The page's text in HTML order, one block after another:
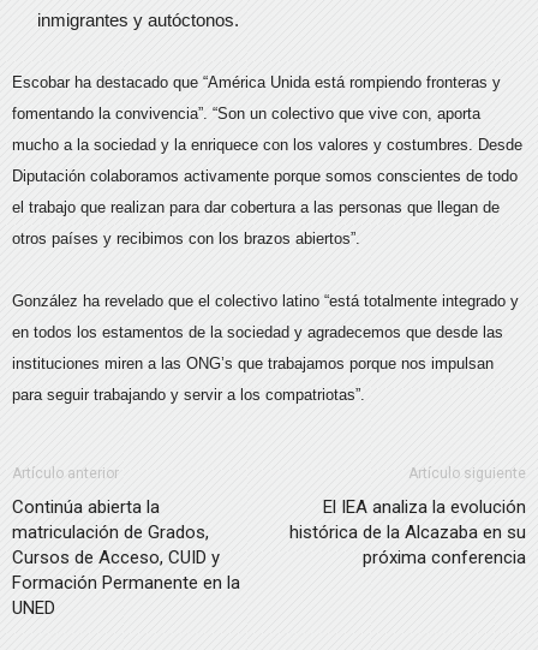
inmigrantes y autóctonos.
Escobar ha destacado que “América Unida está rompiendo fronteras y
fomentando la convivencia”. “Son un colectivo que vive con, aporta
mucho a la sociedad y la enriquece con los valores y costumbres. Desde
Diputación colaboramos activamente porque somos conscientes de todo
el trabajo que realizan para dar cobertura a las personas que llegan de
otros países y recibimos con los brazos abiertos”.
González ha revelado que el colectivo latino “está totalmente integrado y
en todos los estamentos de la sociedad y agradecemos que desde las
instituciones miren a las ONG’s que trabajamos porque nos impulsan
para seguir trabajando y servir a los compatriotas”.
Artículo anterior
Continúa abierta la
matriculación de Grados,
Cursos de Acceso, CUID y
Formación Permanente en la
UNED
Artículo siguiente
El IEA analiza la evolución
histórica de la Alcazaba en su
próxima conferencia